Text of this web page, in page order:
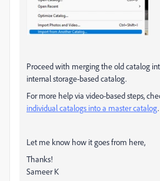
Proceed with merging the old catalog
internal storage-based catalog.
For more help via video-based steps,
individual catalogs into a master catalog.
Let me know how it goes from here,
Thanks!
Sameer K